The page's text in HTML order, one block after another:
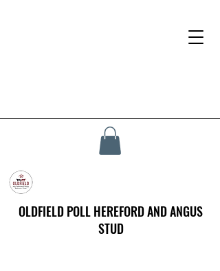
OLDFIELD POLL HEREFORD AND ANGUS
STUD